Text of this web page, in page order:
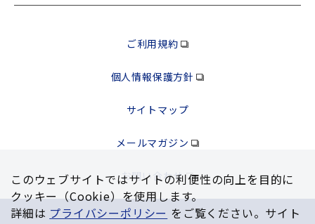
ご利用規約
個人情報保護方針
サイトマップ
メールマガジン
お問い合わせ
このウェブサイトではサイトの利便性の向上を⽬的に
クッキー（Cookie）を使⽤します。
詳細は プライバシーポリシー をご覧ください。サイト